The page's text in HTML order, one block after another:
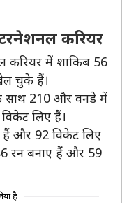
करियर
में शाकिब 56
चुके हैं।
साथ 210 और वनडे में
लिए हैं।
हैं और 92 विकेट लिए
रन बनाए हैं और 59
है